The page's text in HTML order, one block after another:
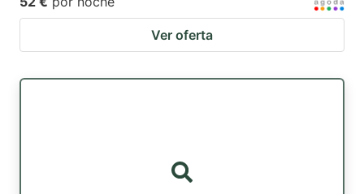
Ver oferta